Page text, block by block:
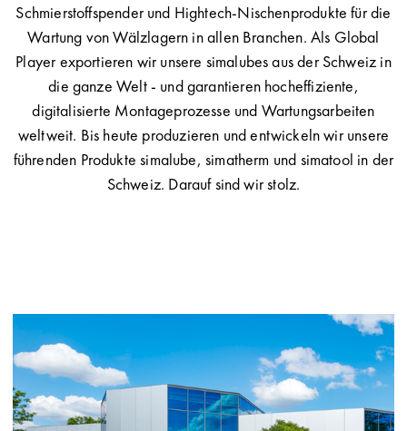
Schmierstoffspender und Hightech-Nischenprodukte für die
Wartung von Wälzlagern in allen Branchen. Als Global
Player exportieren wir unsere simalubes aus der Schweiz in
die ganze Welt - und garantieren hocheffiziente,
digitalisierte Montageprozesse und Wartungsarbeiten
weltweit. Bis heute produzieren und entwickeln wir unsere
führenden Produkte simalube, simatherm und simatool in der
Schweiz. Darauf sind wir stolz.